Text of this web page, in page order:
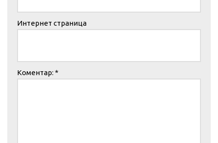
Интернет страница
Коментар: *